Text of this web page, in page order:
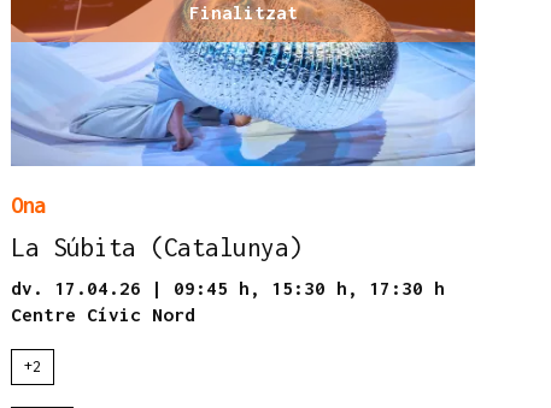
Finalitzat
Ona
La Súbita (Catalunya)
dv. 17.04.26 | 09:45 h, 15:30 h,
17:30 h
Centre Cívic Nord
+2